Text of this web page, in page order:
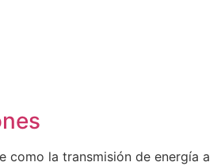
como la transmisión de energía a